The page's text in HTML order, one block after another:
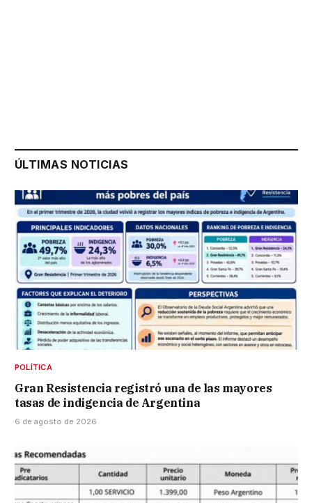
ÚLTIMAS NOTICIAS
POLÍTICA
Gran Resistencia registró una de las mayores
tasas de indigencia de Argentina
6 de agosto de 2026